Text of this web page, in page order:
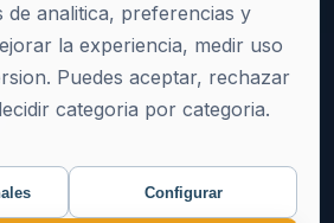
de analitica, preferencias y
la experiencia, medir uso
Puedes aceptar, rechazar
categoria por categoria.
Configurar